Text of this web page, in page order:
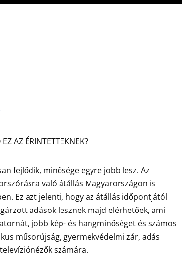
AZ ÉRINTETTEKNEK?
fejlődik, minősége egyre jobb lesz. Az
való átállás Magyarországon is
Ez azt jelenti, hogy az átállás időpontjától
adások lesznek majd elérhetőek, ami
jobb kép- és hangminőséget és számos
műsorújság, gyermekvédelmi zár, adás
számára.